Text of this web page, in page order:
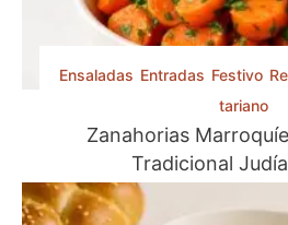
Ensaladas Entradas Festivo
tariano
Zanahorias
Tradicional